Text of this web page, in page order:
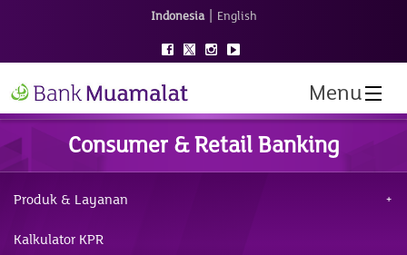
Indonesia | English
Menu
Consumer & Retail Banking
Produk & Layanan
Kalkulator KPR